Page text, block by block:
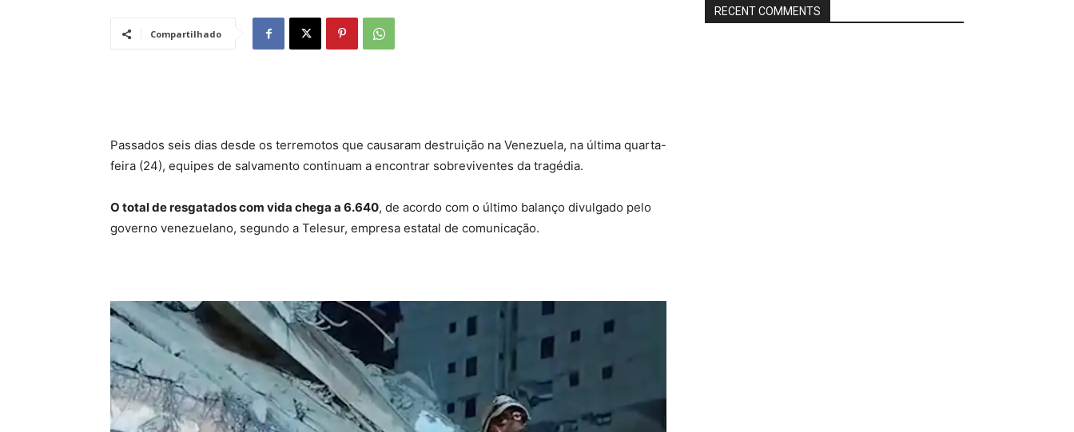
Compartilhado
Passados seis dias desde os terremotos que causaram destruição na Venezuela, na última quarta-
feira (24), equipes de salvamento continuam a encontrar sobreviventes da tragédia.
O total de resgatados com vida chega a 6.640, de acordo com o último balanço divulgado pelo
governo venezuelano, segundo a Telesur, empresa estatal de comunicação.
RECENT COMMENTS